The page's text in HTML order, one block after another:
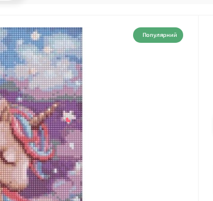
Популярний